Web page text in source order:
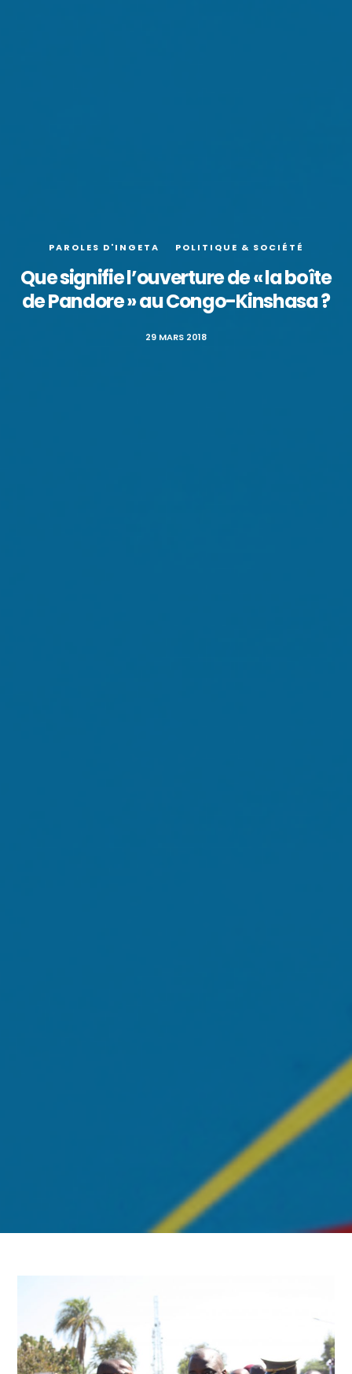
PAROLES D'INGETA POLITIQUE & SOCIÉTÉ
Que signifie l’ouverture de « la boîte
de Pandore » au Congo-Kinshasa ?
29 MARS 2018